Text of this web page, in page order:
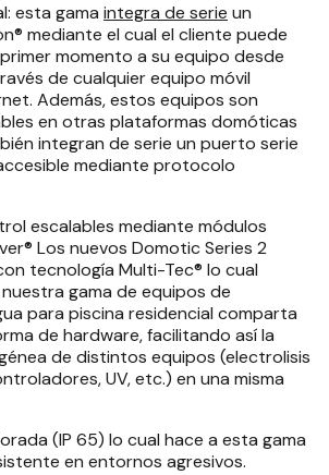
esta gama integra de serie un
mediante el cual el cliente puede
momento a su equipo desde
de cualquier equipo móvil
Además, estos equipos son
en otras plataformas domóticas
integran de serie un puerto serie
mediante protocolo
escalables mediante módulos
Los nuevos Domotic Series 2
tecnología Multi-Tec® lo cual
gama de equipos de
para piscina residencial comparta
de hardware, facilitando así la
de distintos equipos (electrolisis
UV, etc.) en una misma
(IP 65) lo cual hace a esta gama
en entornos agresivos.